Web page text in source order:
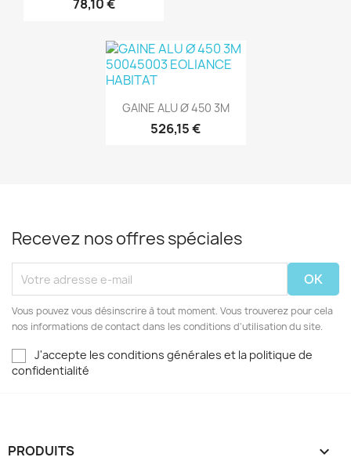
78,10 €
Aperçu rapide
GAINE ALU Ø 450 3M
526,15 €
Recevez nos offres spéciales
Vous pouvez vous désinscrire à tout moment. Vous trouverez pour cela
nos informations de contact dans les conditions d'utilisation du site.
J'accepte les conditions générales et la politique de
confidentialité
PRODUITS 